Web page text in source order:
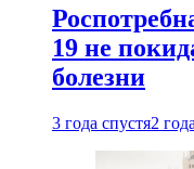
19 не
болезни
3 года спустя2